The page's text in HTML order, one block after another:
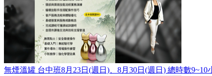
無煙溫罐 台中班8月23日(週日)、8月30日(週日) 總時數9~10